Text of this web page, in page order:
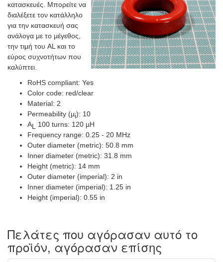
κατασκευές. Μπορείτε να
διαλέξετε τον κατάλληλο
για την κατασκευή σας
ανάλογα με το μέγεθος,
την τιμή του AL και το
εύρος συχνοτήτων που
καλύπτει.
RoHS compliant: Yes
Color code: red/clear
Material: 2
Permeability (µi): 10
AL
100 turns: 120 µH
Frequency range: 0.25 - 20 MHz
Outer diameter (metric): 50.8 mm
Inner diameter (metric): 31.8 mm
Height (metric): 14 mm
Outer diameter (imperial): 2 in
Inner diameter (imperial): 1.25 in
Height (imperial): 0.55 in
Πελάτες που αγόρασαν αυτό το
προϊόν, αγόρασαν επίσης